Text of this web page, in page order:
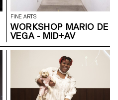
FINE ARTS
WORKSHOP MARIO DE
VEGA - MID+AV